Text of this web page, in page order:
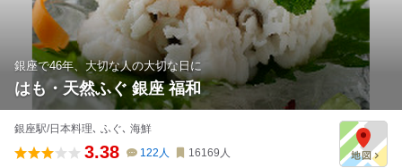
銀座で46年、大切な人の大切な日に
はも・天然ふぐ 銀座 福和
銀座駅/日本料理､ ふぐ､ 海鮮
3.38 122 人 16169 人